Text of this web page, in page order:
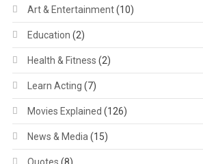
Art & Entertainment(10)
Education (2)
Health & Fitness (2)
Learn Acting (7)
Movies Explained (126)
News & Media (15)
Quotes (8)